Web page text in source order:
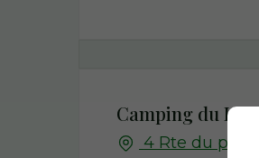
Camping du Lac
4 Rte du plan